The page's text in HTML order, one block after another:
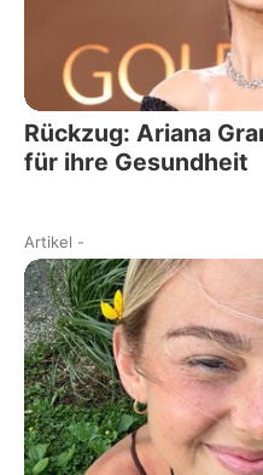
Rückzug: Ariana
für ihre Gesundheit
Artikel -